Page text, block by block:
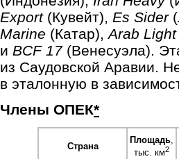
Export(Кувейт), Es Sider
Marine (Катар), Arab Light
и BCF 17(Венесуэла).
из Саудовской Аравии.
в эталонную в
Члены ОПЕК*
Страна
Площадь,
тыс. км2